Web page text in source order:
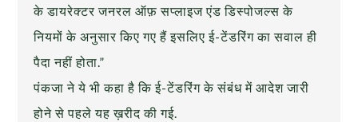
के डायरेक्टर जनरल ऑफ़ सप्लाइज एंड डिस्पोजल्स के
नियमों के अनुसार किए गए हैं इसलिए ई-टेंडरिंग का सवाल ही
पैदा नहीं होता.”
पंकजा ने ये भी कहा है कि ई-टेंडरिंग के संबंध में आदेश जारी
होने से पहले यह ख़रीद की गई.